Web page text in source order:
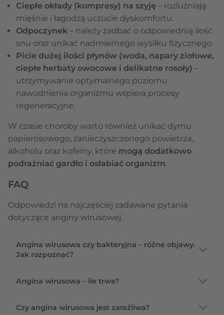
Ciepłe okłady (kompresy) na szyję – rozluźniają
mięśnie i łagodzą uczucie dyskomfortu.
Odpoczynek – należy zadbać o odpowiednią ilość
snu oraz unikać nadmiernego wysiłku fizycznego.
Picie dużej ilości płynów (woda, napary ziołowe,
ciepłe herbaty owocowe i delikatne rosoły) –
utrzymywanie optymalnego poziomu
nawodnienia organizmu wspiera procesy
regeneracyjne.
W czasie choroby warto również unikać dymu
papierosowego, zanieczyszczonego powietrza,
alkoholu oraz kofeiny, które mogą dodatkowo
podrażniać gardło i osłabiać organizm.
FAQ
Odpowiedzi na najczęściej zadawane pytania
dotyczące anginy wirusowej
Angina wirusowa czy bakteryjna – różne objawy.
Jak rozpoznać?
Angina wirusowa – ile trwa?
Czy angina wirusowa jest zaraźliwa?